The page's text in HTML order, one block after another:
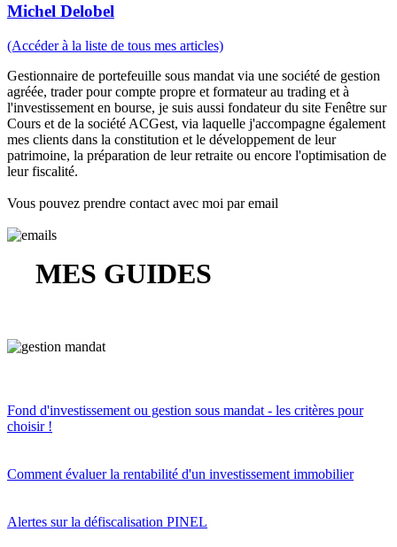
Michel Delobel
(Accéder à la liste de tous mes articles)
Gestionnaire de portefeuille sous mandat via une société de gestion
agréée, trader pour compte propre et formateur au trading et à
l'investissement en bourse, je suis aussi fondateur du site Fenêtre sur
Cours et de la société ACGest, via laquelle j'accompagne également
mes clients dans la constitution et le développement de leur
patrimoine, la préparation de leur retraite ou encore l'optimisation de
leur fiscalité.
Vous pouvez prendre contact avec moi par email
MES GUIDES
Fond d'investissement ou gestion sous mandat - les critères pour
choisir !
Comment évaluer la rentabilité d'un investissement immobilier
Alertes sur la défiscalisation PINEL